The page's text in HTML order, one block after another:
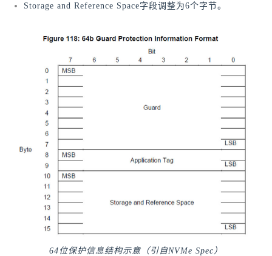
Storage and Reference Space字段调整为6个字节。
64位保护信息结构示意（引自NVMe Spec）